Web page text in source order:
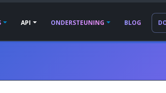
API ONDERSTEUNING BLOG